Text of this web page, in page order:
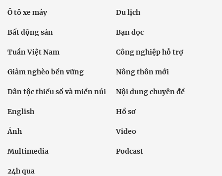
Ô tô xe máy Du lịch
Bất động sản Bạn đọc
Tuần Việt Nam Công nghiệp hỗ trợ
Giảm nghèo bền vững Nông thôn mới
Dân tộc thiểu số và miền núi Nội dung chuyên đề
English Hồ sơ
Ảnh Video
Multimedia Podcast
24h qua